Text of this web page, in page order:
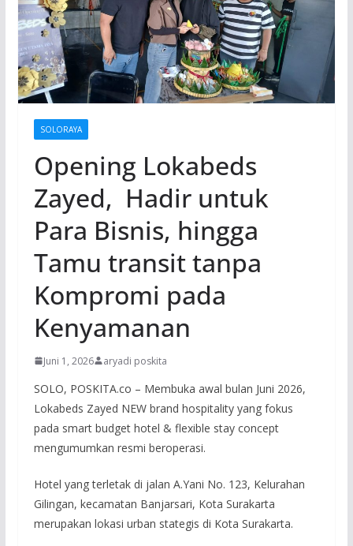
SOLORAYA
Opening Lokabeds
Zayed, Hadir untuk
Para Bisnis, hingga
Tamu transit tanpa
Kompromi pada
Kenyamanan
Juni 1, 2026 aryadi poskita
SOLO, POSKITA.co – Membuka awal bulan Juni 2026,
Lokabeds Zayed NEW brand hospitality yang fokus
pada smart budget hotel & flexible stay concept
mengumumkan resmi beroperasi.
Hotel yang terletak di jalan A.Yani No. 123, Kelurahan
Gilingan, kecamatan Banjarsari, Kota Surakarta
merupakan lokasi urban stategis di Kota Surakarta.